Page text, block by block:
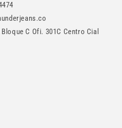
C Ofi. 301C Centro Cial